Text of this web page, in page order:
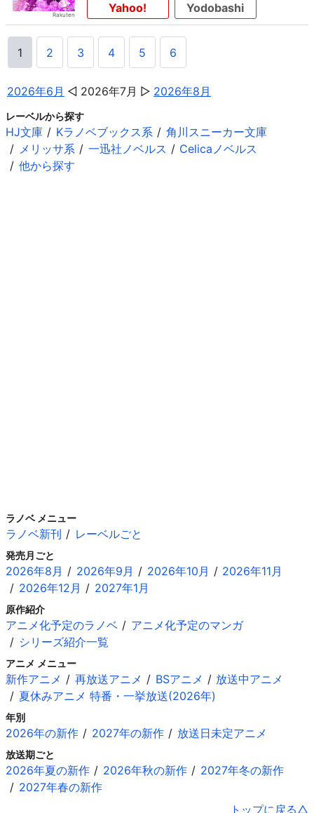
Yahoo!
Yodobashi
1 2 3 4 5 6
2026年6月 2026年7月 2026年8月
レーベルから探す
HJ文庫 Kラノベブックス系
角川スニーカー文庫
メリッサ系
一迅社ノベルス
Celicaノベルス
他から探す
ラノベ メニュー
ラノベ新刊 レーベルごと
発売月ごと
2026年8月 2026年9月 2026年10月
2026年11月
2026年12月
2027年1月
原作紹介
アニメ化予定のラノベ
アニメ化予定のマンガ
シリーズ紹介一覧
アニメ メニュー
新作アニメ 再放送アニメ BSアニメ
放送中アニメ
夏休みアニメ 特番・一挙放送(2026年)
年別
2026年の新作 2027年の新作 放送日未定アニメ
放送期ごと
2026年夏の新作 2026年秋の新作
2027年冬の新作
2027年春の新作
トップに戻る